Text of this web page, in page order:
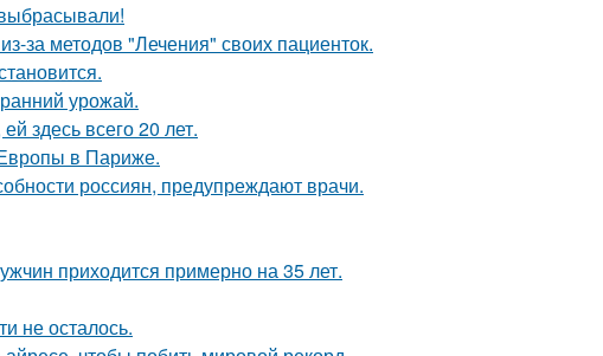
за методов "Лечения" своих пациенток.
урожай.
здесь всего 20 лет.
в Париже.
россиян, предупреждают врачи.
приходится примерно на 35 лет.
не осталось.